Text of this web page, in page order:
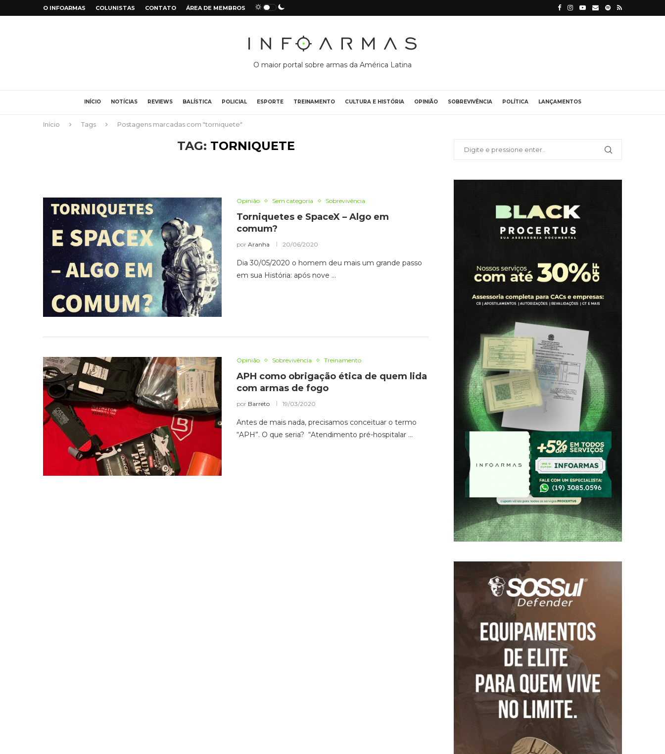
O INFOARMAS COLUNISTAS CONTATO ÁREA DE MEMBROS
O maior portal sobre armas da América Latina
INÍCIO NOTÍCIAS REVIEWS BALÍSTICA POLICIAL ESPORTE TREINAMENTO CULTURA E HISTÓRIA OPINIÃO SOBREVIVÊNCIA POLÍTICA LANÇAMENTOS
Início Tags Postagens marcadas com "torniquete"
TAG: TORNIQUETE
Opinião Sem categoria Sobrevivência
Torniquetes e SpaceX – Algo em
comum?
por Aranha 20/06/2020
Dia 30/05/2020 o homem deu mais um grande passo
em sua História: após nove …
Opinião Sobrevivência Treinamento
APH como obrigação ética de quem lida
com armas de fogo
por Barreto 19/03/2020
Antes de mais nada, precisamos conceituar o termo
“APH”. O que seria? “Atendimento pré-hospitalar …